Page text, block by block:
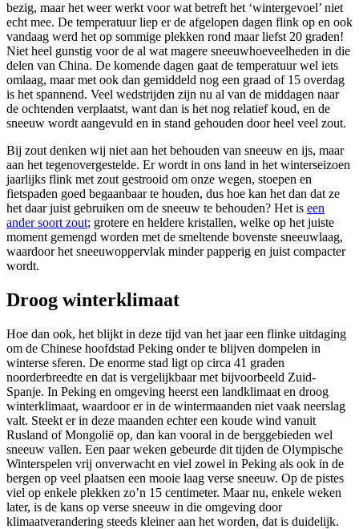
bezig, maar het weer werkt voor wat betreft het ‘wintergevoel’ niet
echt mee. De temperatuur liep er de afgelopen dagen flink op en ook
vandaag werd het op sommige plekken rond maar liefst 20 graden!
Niet heel gunstig voor de al wat magere sneeuwhoeveelheden in die
delen van China. De komende dagen gaat de temperatuur wel iets
omlaag, maar met ook dan gemiddeld nog een graad of 15 overdag
is het spannend. Veel wedstrijden zijn nu al van de middagen naar
de ochtenden verplaatst, want dan is het nog relatief koud, en de
sneeuw wordt aangevuld en in stand gehouden door heel veel zout.
Bij zout denken wij niet aan het behouden van sneeuw en ijs, maar
aan het tegenovergestelde. Er wordt in ons land in het winterseizoen
jaarlijks flink met zout gestrooid om onze wegen, stoepen en
fietspaden goed begaanbaar te houden, dus hoe kan het dan dat ze
het daar juist gebruiken om de sneeuw te behouden? Het is een
ander soort zout; grotere en heldere kristallen, welke op het juiste
moment gemengd worden met de smeltende bovenste sneeuwlaag,
waardoor het sneeuwoppervlak minder papperig en juist compacter
wordt.
Droog winterklimaat
Hoe dan ook, het blijkt in deze tijd van het jaar een flinke uitdaging
om de Chinese hoofdstad Peking onder te blijven dompelen in
winterse sferen. De enorme stad ligt op circa 41 graden
noorderbreedte en dat is vergelijkbaar met bijvoorbeeld Zuid-
Spanje. In Peking en omgeving heerst een landklimaat en droog
winterklimaat, waardoor er in de wintermaanden niet vaak neerslag
valt. Steekt er in deze maanden echter een koude wind vanuit
Rusland of Mongolië op, dan kan vooral in de berggebieden wel
sneeuw vallen. Een paar weken gebeurde dit tijden de Olympische
Winterspelen vrij onverwacht en viel zowel in Peking als ook in de
bergen op veel plaatsen een mooie laag verse sneeuw. Op de pistes
viel op enkele plekken zo’n 15 centimeter. Maar nu, enkele weken
later, is de kans op verse sneeuw in die omgeving door
klimaatverandering steeds kleiner aan het worden, dat is duidelijk.